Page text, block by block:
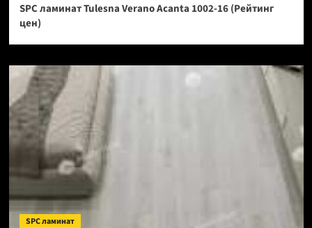
SPC ламинат Tulesna Verano Acanta 1002-16 (Рейтинг
цен)
SPC ламинат